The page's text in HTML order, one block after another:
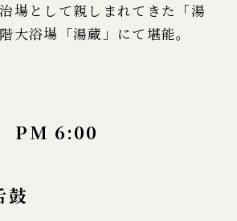
場として親しまれてきた「湯
大浴場「湯蔵」にて堪能。
PM 6:00
鼓